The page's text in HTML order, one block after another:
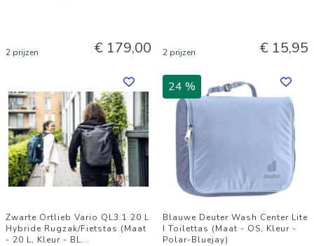
2 prijzen € 179,00 2 prijzen € 15,95
Zwarte Ortlieb Vario QL3.1 20 L
Hybride Rugzak/Fietstas (Maat
- 20 L, Kleur - BL...
24 %
Blauwe Deuter Wash Center Lite
I Toilettas (Maat - OS, Kleur -
Polar-Bluejay)